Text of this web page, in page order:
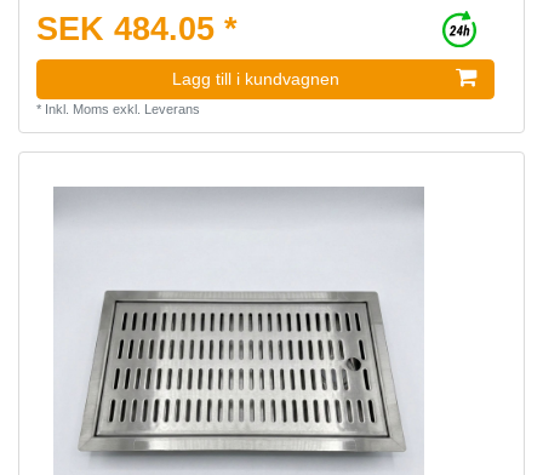
SEK 484.05 *
Lagg till i kundvagnen
* Inkl. Moms exkl. Leverans